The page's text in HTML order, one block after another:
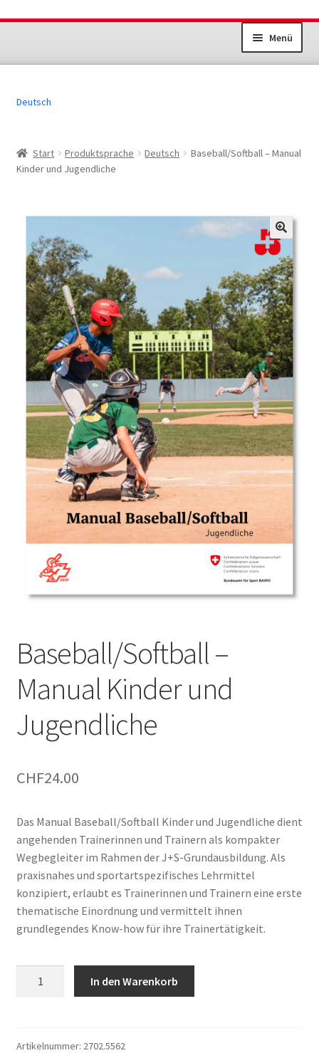
Zur
springen
Zum
springen
Menü
Jugend+Sport
Erwachsenensport
Deutsch
Start Produktsprache Deutsch
Baseball/Softball – Manual
Kinder und Jugendliche
Baseball/Softball –
Manual Kinder und
Jugendliche
CHF24.00
Das Manual Baseball/Softball Kinder und Jugendliche dient
angehenden Trainerinnen und Trainern als kompakter
Wegbegleiter im Rahmen der J+S-Grundausbildung. Als
praxisnahes und sportartspezifisches Lehrmittel
konzipiert, erlaubt es Trainerinnen und Trainern eine erste
thematische Einordnung und vermittelt ihnen
grundlegendes Know-how für ihre Trainertätigkeit.
und
In den Warenkorb
Artikelnummer: 2702.5562